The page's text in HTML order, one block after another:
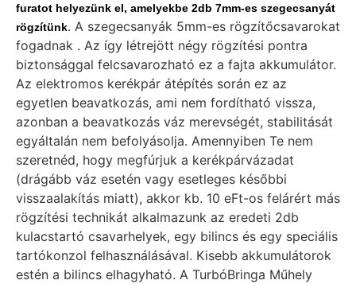
furatot helyezünk el, amelyekbe 2db 7mm-es szegecsanyát
rögzítünk. A szegecsanyák 5mm-es rögzítőcsavarokat
fogadnak . Az így létrejött négy rögzítési pontra
biztonsággal felcsavarozható ez a fajta akkumulátor.
Az elektromos kerékpár átépítés során ez az
egyetlen beavatkozás, ami nem fordítható vissza,
azonban a beavatkozás váz merevségét, stabilitását
egyáltalán nem befolyásolja. Amennyiben Te nem
szeretnéd, hogy megfúrjuk a kerékpárvázadat
(drágább váz esetén vagy esetleges későbbi
visszaalakítás miatt), akkor kb. 10 eFt-os felárért más
rögzítési technikát alkalmazunk az eredeti 2db
kulacstartó csavarhelyek, egy bilincs és egy speciális
tartókonzol felhasználásával. Kisebb akkumulátorok
estén a bilincs elhagyható. A TurbóBringa Műhely